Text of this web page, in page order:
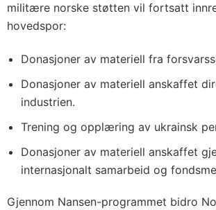
militære norske støtten vil fortsatt
hovedspor:
Donasjoner av materiell fra
Donasjoner av materiell anskaffet
industrien.
Trening og opplæring av ukrainsk
Donasjoner av materiell anskaffet
internasjonalt samarbeid og
Gjennom Nansen-programmet bidro